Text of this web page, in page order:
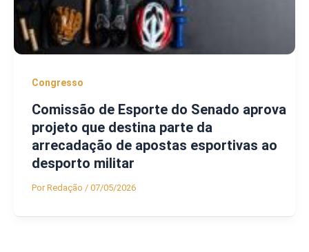
Congresso
Comissão de Esporte do Senado aprova
projeto que destina parte da
arrecadação de apostas esportivas ao
desporto militar
PorRedação / 07/05/2026